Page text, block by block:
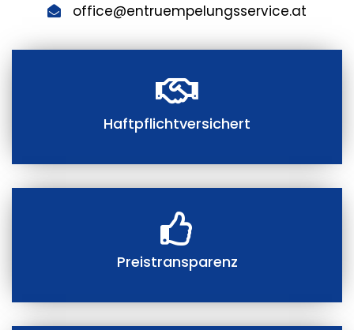
office@entruempelungsservice.at
Haftpflichtversichert
Preistransparenz